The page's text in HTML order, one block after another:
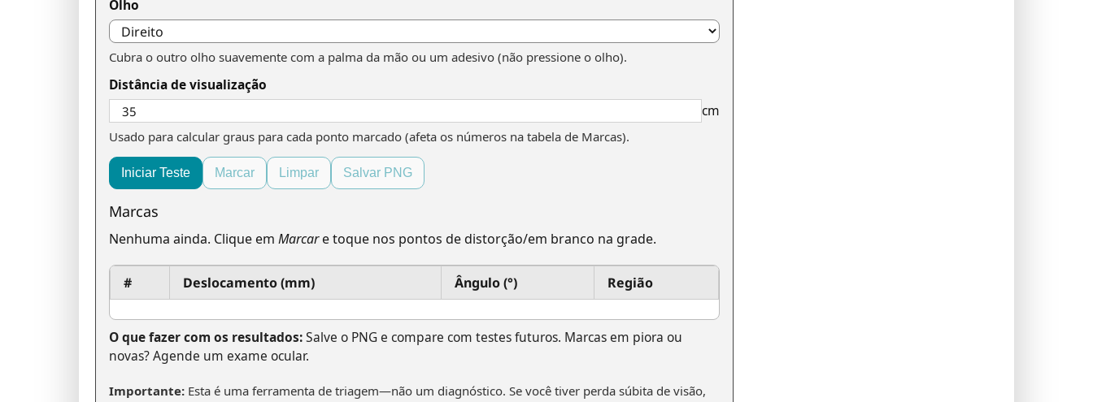
Olho
Cubra o outro olho suavemente com a palma da mão ou um adesivo (não pressione o olho).
Distância de visualização
cm
Usado para calcular graus para cada ponto marcado (afeta os números na tabela de Marcas).
Iniciar Teste Marcar Limpar Salvar PNG
Marcas
Nenhuma ainda. Clique em Marcare toque nos pontos de distorção/em branco na grade.
# Deslocamento (mm) Ângulo (°) Região
O que fazer com os resultados:Salve o PNG e compare com testes futuros. Marcas em piora ou
novas? Agende um exame ocular.
Importante: Esta é uma ferramenta de triagem—não um diagnóstico. Se você tiver perda súbita de visão,